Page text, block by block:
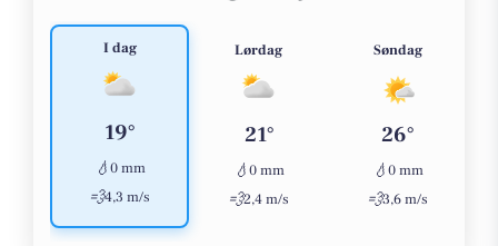
I dag
19°
💧0 mm
💨4,3 m/s
Lørdag
21°
💧0 mm
💨2,4 m/s
Søndag
26°
💧0 mm
💨3,6 m/s